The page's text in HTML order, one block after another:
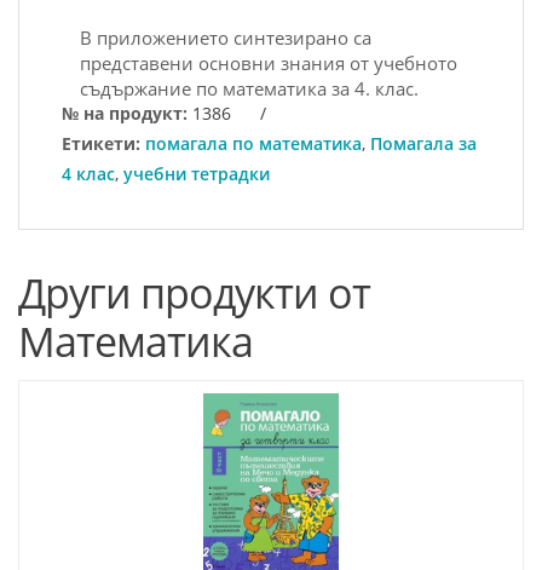
В приложението синтезирано са
представени основни знания от учебното
съдържание по математика за 4. клас.
№ на продукт: 1386
/
Етикети: помагала по математика, Помагала за
4 клас, учебни тетрадки
Други продукти от
Математика